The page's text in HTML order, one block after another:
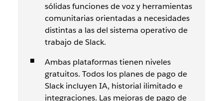
sólidas funciones de voz y herramientas
comunitarias orientadas a necesidades
distintas a las del sistema operativo de
trabajo de Slack.
Ambas plataformas tienen niveles
gratuitos. Todos los planes de pago de
Slack incluyen IA, historial ilimitado e
integraciones. Las mejoras de pago de